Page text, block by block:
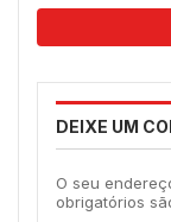
DEIXE UM
O seu
obrigatórios